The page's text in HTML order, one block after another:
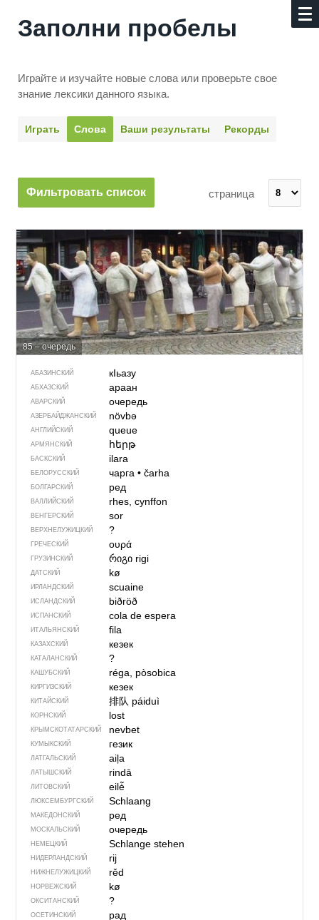
Заполни пробелы
Играйте и изучайте новые слова или про­верьте свое
знание лексики данного языка.
Играть Слова Ваши результаты Рекорды
Фильтровать список страница
85 – очередь
АБАЗИНСКИЙ кIьазу
АБХАЗСКИЙ араан
АВАРСКИЙ очередь
АЗЕРБАЙДЖАН­СКИЙ növbə
АНГЛИЙСКИЙ queue
АРМЯНСКИЙ հերթ
БАСКСКИЙ ilara
БЕЛОРУССКИЙ чарга• čarha
БОЛГАРСКИЙ ред
ВАЛЛИЙСКИЙ rhes, cynffon
ВЕНГЕРСКИЙ sor
ВЕРХНЕЛУЖИЦКИЙ ?
ГРЕЧЕСКИЙ ουρά
ГРУЗИНСКИЙ რიგი rigi
ДАТСКИЙ kø
ИРЛАНДСКИЙ scuaine
ИСЛАНДСКИЙ biðröð
ИСПАНСКИЙ cola de espera
ИТАЛЬЯНСКИЙ fila
КАЗАХСКИЙ кезек
КАТАЛАНСКИЙ ?
КАШУБСКИЙ réga, pòsobica
КИРГИЗСКИЙ кезек
КИТАЙСКИЙ 排队 páiduì
КОРНСКИЙ lost
КРЫМСКО­ТАТАРСКИЙ nevbet
КУМЫКСКИЙ гезик
ЛАТГАЛЬСКИЙ aiļa
ЛАТЫШСКИЙ rindā
ЛИТОВСКИЙ eilė̃
ЛЮКСЕМБУРГСКИЙ Schlaang
МАКЕДОНСКИЙ ред
МОСКАЛЬСКИЙ очередь
НЕМЕЦКИЙ Schlange stehen
НИДЕРЛАНДСКИЙ rij
НИЖНЕЛУЖИЦКИЙ rěd
НОРВЕЖСКИЙ kø
ОКСИТАНСКИЙ ?
ОСЕТИНСКИЙ рад